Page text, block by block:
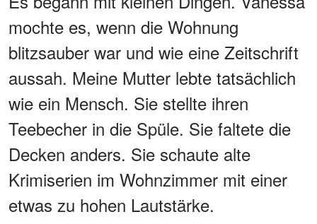
mochte es, wenn die Wohnung
blitzsauber war und wie eine Zeitschrift
aussah. Meine Mutter lebte tatsächlich
wie ein Mensch. Sie stellte ihren
Teebecher in die Spüle. Sie faltete die
Decken anders. Sie schaute alte
Krimiserien im Wohnzimmer mit einer
etwas zu hohen Lautstärke.